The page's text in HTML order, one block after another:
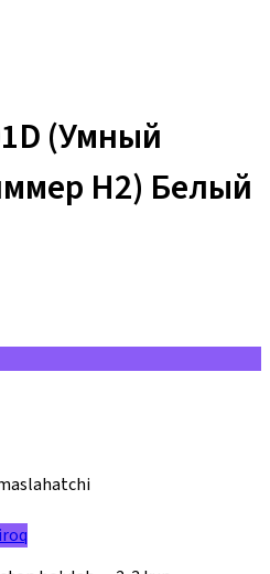
(Умный
H2) Белый